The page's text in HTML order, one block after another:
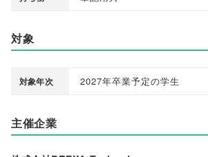
対象
対象年次 2027年卒業予定の学生
主催企業